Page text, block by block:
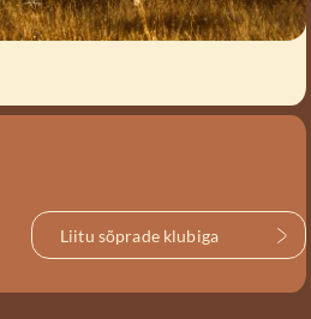
Liitu sõprade klubiga